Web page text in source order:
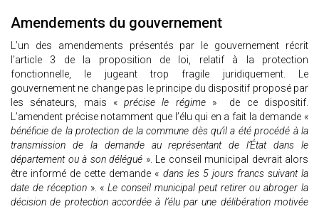
Amendements du gouvernement
L’un des amendements présentés par le gouvernement récrit
l’article 3 de la proposition de loi, relatif à la protection
fonctionnelle, le jugeant trop fragile juridiquement. Le
gouvernement ne change pas le principe du dispositif proposé par
les sénateurs, mais «précise le régime» de ce dispositif.
L’amendent précise notamment que l’élu qui en a fait la demande «
bénéficie de la protection de la commune dès qu’il a été procédé à la
transmission de la demande au représentant de l’État dans le
département ou à son délégué ». Le conseil municipal devrait alors
être informé de cette demande « dans les 5 jours francs suivant la
date de réception ». « Le conseil municipal peut retirer ou abroger la
décision de protection accordée à l’élu par une délibération motivée